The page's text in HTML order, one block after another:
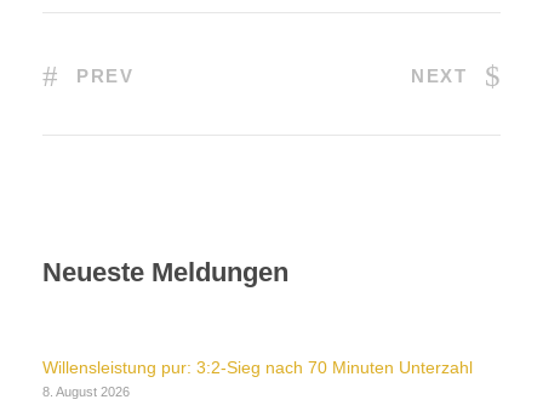
PREV NEXT
Neueste Meldungen
Willensleistung pur: 3:2-Sieg nach 70 Minuten Unterzahl
8. August 2026